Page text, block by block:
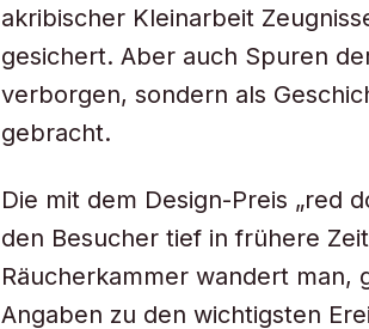
akribischer Kleinarbeit
gesichert. Aber auch Spuren
verborgen, sondern als
gebracht.
Die mit dem Design-Preis „red
den Besucher tief in frühere
Räucherkammer wandert man,
Angaben zu den wichtigsten